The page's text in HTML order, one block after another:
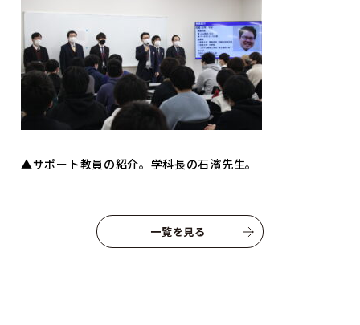
© INTERNATIONAL TECHNICAL COLLEGE All rights reserved.
▲サポート教員の紹介。学科長の石濱先生。
一覧を見る